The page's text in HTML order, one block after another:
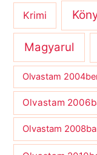
Krimi
Magyarul
Olvastam
Olvastam
Olvastam